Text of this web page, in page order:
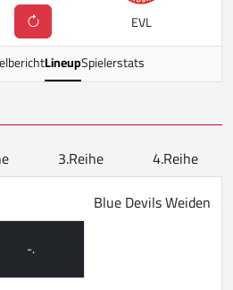
EVL
LineupSpielerstats
3.Reihe
4.Reihe
Blue Devils Weiden
-.